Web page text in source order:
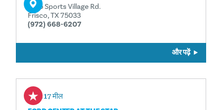
6155 Sports Village Rd.
Frisco, TX 75033
(972) 668-6207
और पढ़ें
3.17 मील